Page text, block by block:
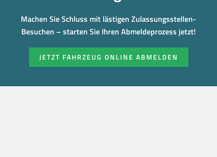
Machen Sie Schluss mit lästigen Zulassungsstellen-
Besuchen – starten Sie Ihren Abmeldeprozess jetzt!
JETZT FAHRZEUG ONLINE ABMELDEN